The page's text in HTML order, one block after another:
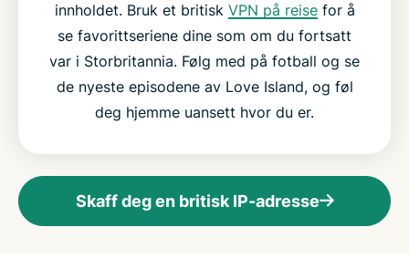
innholdet. Bruk et britisk VPN på reisefor å
se favorittseriene dine som om du fortsatt
var i Storbritannia. Følg med på fotball og se
de nyeste episodene av Love Island, og føl
deg hjemme uansett hvor du er.
Skaff deg en britisk IP-adresse